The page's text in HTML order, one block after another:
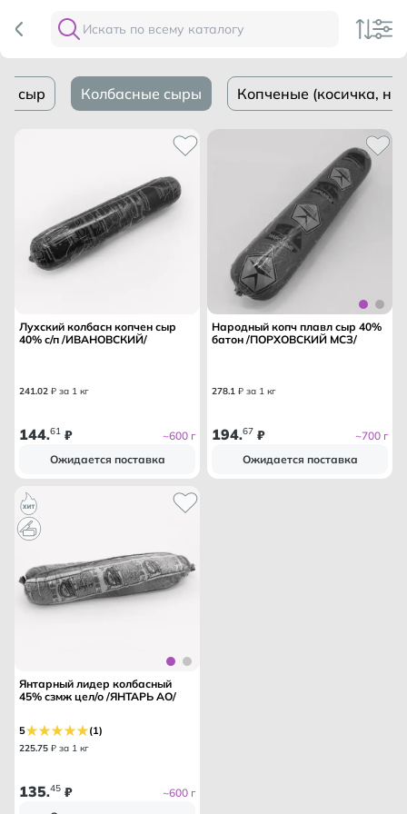
сыр Колбасные сыры Копченые (косичка,
Лухский колбасн копчен сыр
40% с/п /ИВАНОВСКИЙ/
241.02 ₽ за 1 кг
144.61 ₽
~600 г
Ожидается поставка
Народный копч плавл сыр 40%
батон /ПОРХОВСКИЙ МСЗ/
278.1 ₽ за 1 кг
194.67 ₽
~700 г
Ожидается поставка
Янтарный лидер колбасный
45% сзмж цел/о /ЯНТАРЬ АО/
5 (1)
225.75 ₽ за 1 кг
135.45 ₽
~600 г